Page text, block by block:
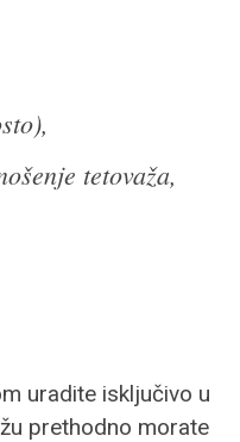
tetovaža,
uradite isključivo u
prethodno morate